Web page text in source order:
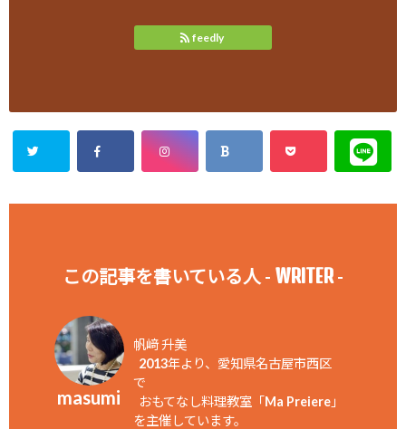
feedly
この記事を書いている人 - WRITER-
masumi
帆﨑 升美
2013年より、愛知県名古屋市西区
で
おもてなし料理教室「Ma Preiere」
を主催しています。